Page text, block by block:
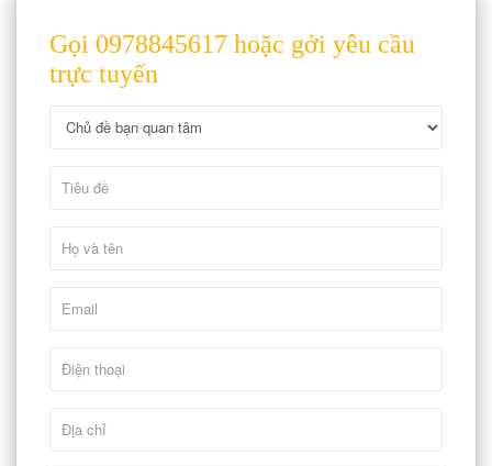
Gọi 0978845617 hoặc gởi yêu cầu
trực tuyến